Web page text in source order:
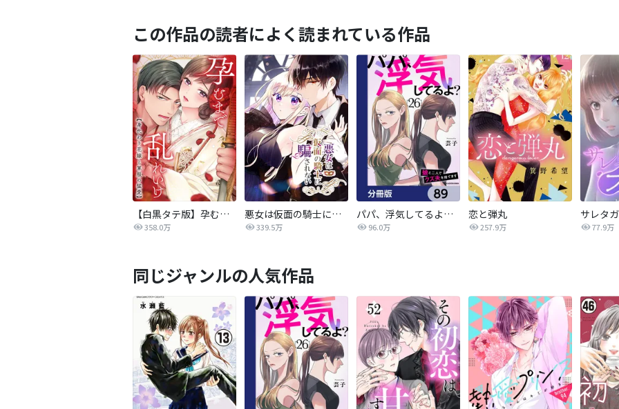
この作品の読者によく読まれている作品
【白黒タテ版】孕むまで乱れいけ～身代わり花嫁と軍服の猛愛
358.0万
悪女は仮面の騎士に騙されない
339.5万
パパ、浮気してるよ？娘と二人でクズ夫を捨てます【分冊版】
96.0万
恋と弾丸
257.9万 77.9万
同じジャンルの人気作品